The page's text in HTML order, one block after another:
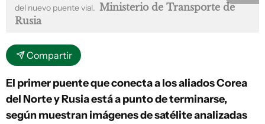
del nuevo puente vial. Ministerio de Transporte de
Rusia
Compartir
El primer puente que conecta a los aliados Corea
del Norte y Rusia está a punto de terminarse,
según muestran imágenes de satélite analizadas